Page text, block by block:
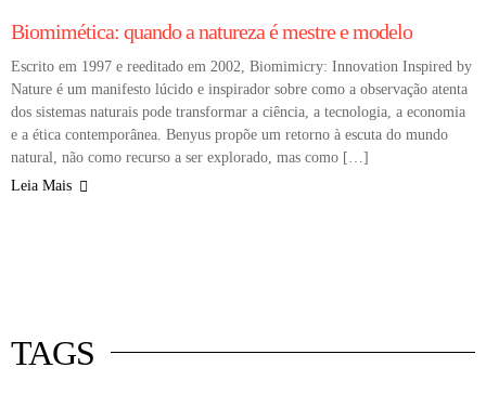
Biomimética: quando a natureza é mestre e modelo
Escrito em 1997 e reeditado em 2002, Biomimicry: Innovation Inspired by
Nature é um manifesto lúcido e inspirador sobre como a observação atenta
dos sistemas naturais pode transformar a ciência, a tecnologia, a economia
e a ética contemporânea. Benyus propõe um retorno à escuta do mundo
natural, não como recurso a ser explorado, mas como […]
Leia Mais
TAGS